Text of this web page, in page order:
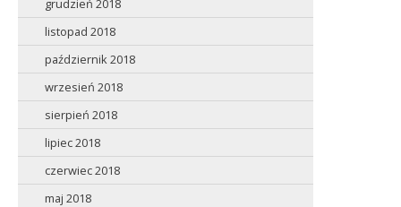
grudzień 2018
listopad 2018
październik 2018
wrzesień 2018
sierpień 2018
lipiec 2018
czerwiec 2018
maj 2018